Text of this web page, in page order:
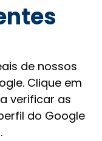
de nossos
Clique em
verificar as
do Google